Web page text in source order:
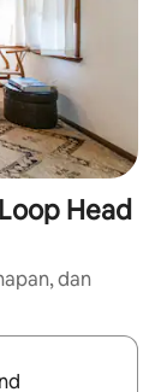
Head
dan
tombol panah